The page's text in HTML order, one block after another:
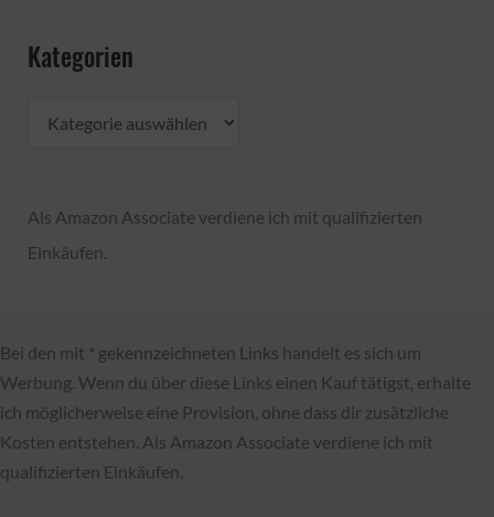
Kategorien
e
g
i
e
Als Amazon Associate verdiene ich mit qualifizierten
Einkäufen.
Bei den mit * gekennzeichneten Links handelt es sich um
Werbung. Wenn du über diese Links einen Kauf tätigst, erhalte
ich möglicherweise eine Provision, ohne dass dir zusätzliche
Kosten entstehen. Als Amazon Associate verdiene ich mit
qualifizierten Einkäufen.